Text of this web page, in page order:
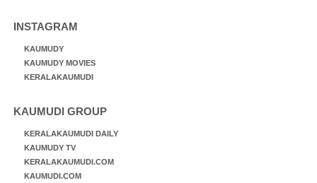
INSTAGRAM
KAUMUDY
KAUMUDY MOVIES
KERALAKAUMUDI
KAUMUDI GROUP
KERALAKAUMUDI DAILY
KAUMUDY TV
KERALAKAUMUDI.COM
KAUMUDI.COM